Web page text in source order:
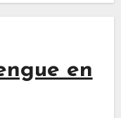
en